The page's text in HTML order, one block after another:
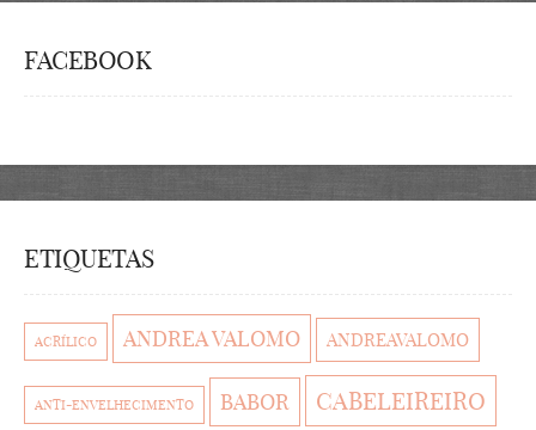
FACEBOOK
ETIQUETAS
ACRÍLICO ANDREA VALOMO ANDREAVALOMO
ANTI-ENVELHECIMENTO BABOR CABELEIREIRO